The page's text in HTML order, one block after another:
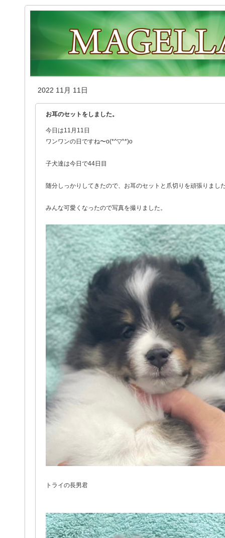
2022 11月 11日
お耳のセットをしました。
今日は11月11日
ワンワンの日ですね〜o(*^▽^*)o
子犬達は今日で44日目
随分しっかりしてきたので、お耳のセットと爪切りを頑張りまし
みんな可愛くなったので写真を撮りました。
トライの長男君